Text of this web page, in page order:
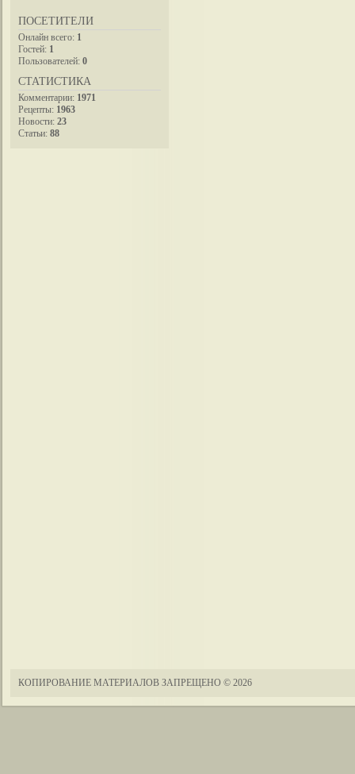
ПОСЕТИТЕЛИ
Онлайн всего: 1
Гостей: 1
Пользователей: 0
СТАТИСТИКА
Комментарии: 1971
Рецепты: 1963
Новости: 23
Статьи: 88
КОПИРОВАНИЕ МАТЕРИАЛОВ ЗАПРЕЩЕНО © 2026